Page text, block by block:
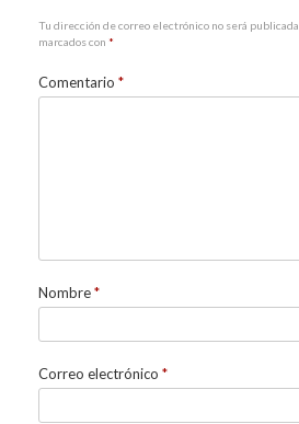
Tu dirección de correo electrónico no será publicada.
marcados con *
Comentario *
Nombre*
Correo electrónico *